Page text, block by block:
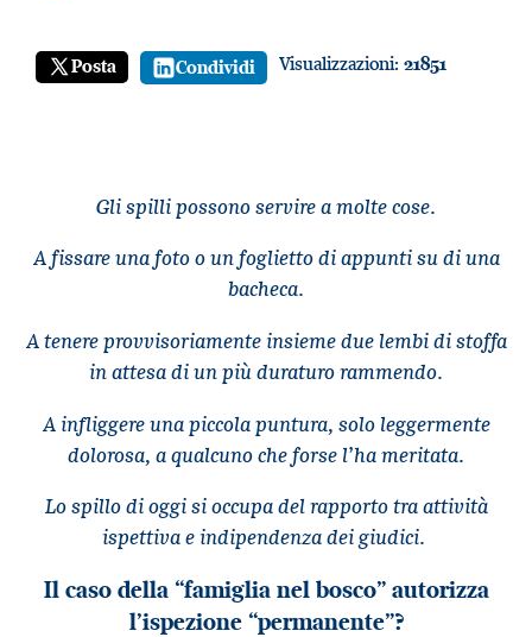
Posta Condividi Visualizzazioni: 21851
Gli spilli possono servire a molte cose.
A fissare una foto o un foglietto di appunti su di una
bacheca.
A tenere provvisoriamente insieme due lembi di stoffa
in attesa di un più duraturo rammendo.
A infliggere una piccola puntura, solo leggermente
dolorosa, a qualcuno che forse l’ha meritata.
Lo spillo di oggi si occupa del rapporto tra attività
ispettiva e indipendenza dei giudici.
Il caso della “famiglia nel bosco” autorizza
l’ispezione “permanente”?